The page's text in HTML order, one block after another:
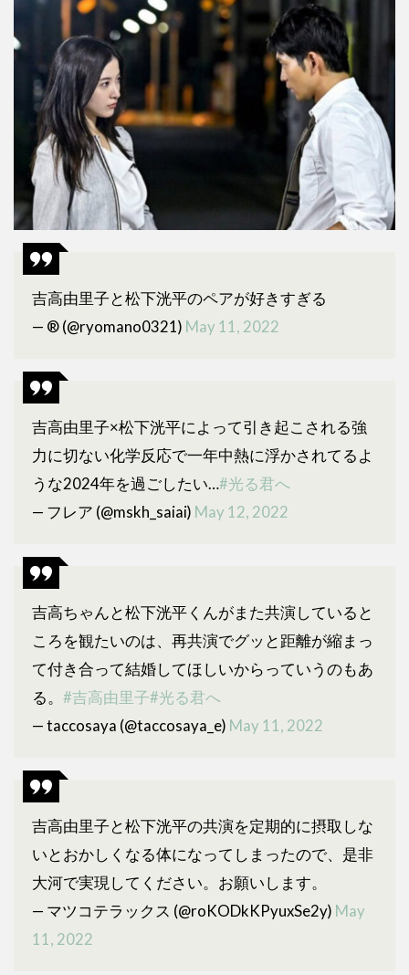
吉高由里子と松下洸平のペアが好きすぎる
— ®️ (@ryomano0321) May 11, 2022
吉高由里子×松下洸平によって引き起こされる強
力に切ない化学反応で一年中熱に浮かされてるよ
うな2024年を過ごしたい…#光る君へ
— フレア (@mskh_saiai) May 12, 2022
吉高ちゃんと松下洸平くんがまた共演していると
ころを観たいのは、再共演でグッと距離が縮まっ
て付き合って結婚してほしいからっていうのもあ
る。 #吉高由里子#光る君へ
— taccosaya (@taccosaya_e) May 11, 2022
吉高由里子と松下洸平の共演を定期的に摂取しな
いとおかしくなる体になってしまったので、是非
大河で実現してください。お願いします。
— マツコテラックス (@roKODkKPyuxSe2y) May
11, 2022